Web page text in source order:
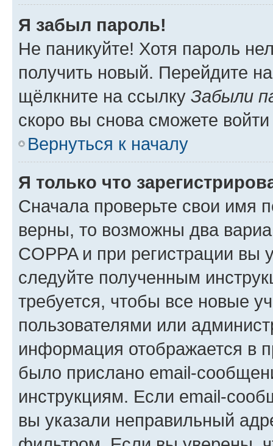
Я забыл пароль!
Не паникуйте! Хотя пароль
получить новый. Перейдите
щёлкните на ссылку Забыли
скоро вы снова сможете
Вернуться к началу
Я только что
Сначала проверьте свои имя
верны, то возможны два
COPPA и при регистрации вы
следуйте полученным
требуется, чтобы все новые
пользователями или
информация отображается в
было прислано email-
инструкциям. Если email-
вы указали неправильный